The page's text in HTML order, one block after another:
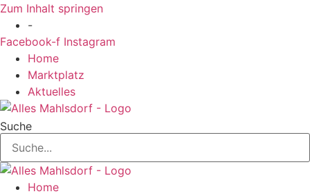
Zum Inhalt springen
-
Facebook-f Instagram
Home
Marktplatz
Aktuelles
Suche
Home